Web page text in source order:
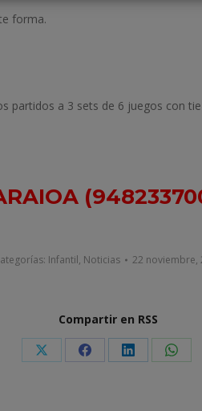
forma.
partidos a 3 sets de 6 juegos con
Infantil, Noticias 22 noviembre,
Compartir en RSS
Share Share Share Share